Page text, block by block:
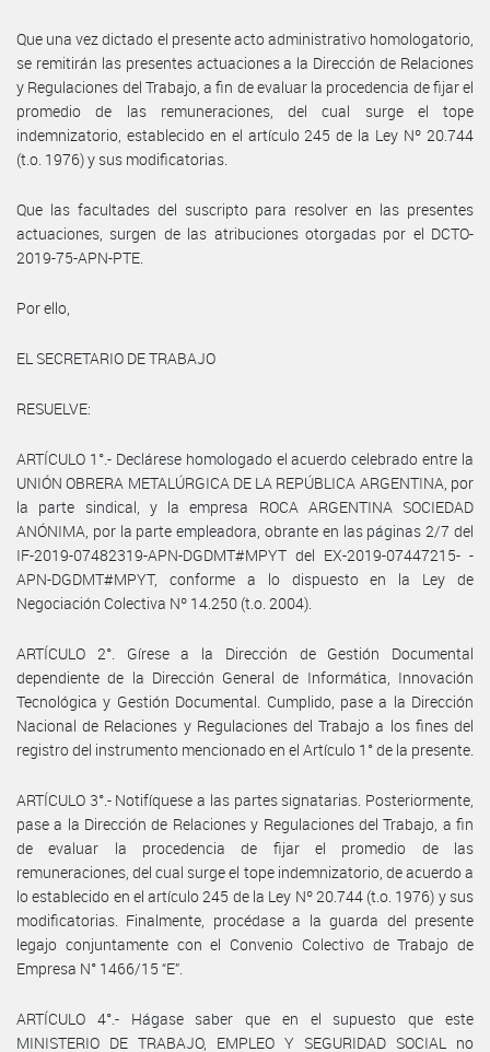
Que una vez dictado el presente acto administrativo homologatorio,
se remitirán las presentes actuaciones a la Dirección de Relaciones
y Regulaciones del Trabajo, a fin de evaluar la procedencia de fijar el
promedio de las remuneraciones, del cual surge el tope
indemnizatorio, establecido en el artículo 245 de la Ley Nº 20.744
(t.o. 1976) y sus modificatorias.
Que las facultades del suscripto para resolver en las presentes
actuaciones, surgen de las atribuciones otorgadas por el DCTO-
2019-75-APN-PTE.
Por ello,
EL SECRETARIO DE TRABAJO
RESUELVE:
ARTÍCULO 1°.- Declárese homologado el acuerdo celebrado entre la
UNIÓN OBRERA METALÚRGICA DE LA REPÚBLICA ARGENTINA, por
la parte sindical, y la empresa ROCA ARGENTINA SOCIEDAD
ANÓNIMA, por la parte empleadora, obrante en las páginas 2/7 del
IF-2019-07482319-APN-DGDMT#MPYT del EX-2019-07447215- -
APN-DGDMT#MPYT, conforme a lo dispuesto en la Ley de
Negociación Colectiva Nº 14.250 (t.o. 2004).
ARTÍCULO 2°. Gírese a la Dirección de Gestión Documental
dependiente de la Dirección General de Informática, Innovación
Tecnológica y Gestión Documental. Cumplido, pase a la Dirección
Nacional de Relaciones y Regulaciones del Trabajo a los fines del
registro del instrumento mencionado en el Artículo 1° de la presente.
ARTÍCULO 3°.- Notifíquese a las partes signatarias. Posteriormente,
pase a la Dirección de Relaciones y Regulaciones del Trabajo, a fin
de evaluar la procedencia de fijar el promedio de las
remuneraciones, del cual surge el tope indemnizatorio, de acuerdo a
lo establecido en el artículo 245 de la Ley Nº 20.744 (t.o. 1976) y sus
modificatorias. Finalmente, procédase a la guarda del presente
legajo conjuntamente con el Convenio Colectivo de Trabajo de
Empresa N° 1466/15 “E”.
ARTÍCULO 4°.- Hágase saber que en el supuesto que este
MINISTERIO DE TRABAJO, EMPLEO Y SEGURIDAD SOCIAL no